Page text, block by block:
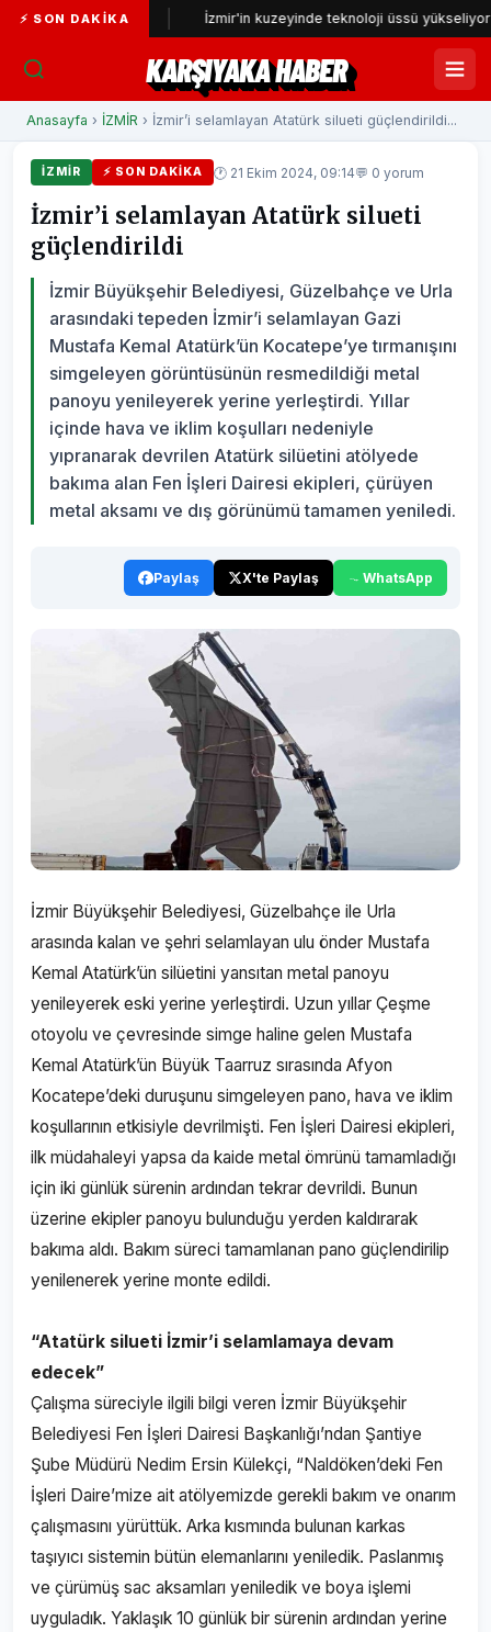
⚡ SON DAKIKA İzmir'in kuzeyinde teknoloji üssü yükseliyor
KARŞIYAKA HABER
Anasayfa › İZMİR › İzmir’i selamlayan Atatürk silueti güçlendirildi...
İZMİR ⚡ SON DAKIKA 🕐 21 Ekim 2024, 09:14💬 0 yorum
İzmir’i selamlayan Atatürk silueti
güçlendirildi
İzmir Büyükşehir Belediyesi, Güzelbahçe ve Urla
arasındaki tepeden İzmir’i selamlayan Gazi
Mustafa Kemal Atatürk’ün Kocatepe’ye tırmanışını
simgeleyen görüntüsünün resmedildiği metal
panoyu yenileyerek yerine yerleştirdi. Yıllar
içinde hava ve iklim koşulları nedeniyle
yıpranarak devrilen Atatürk silüetini atölyede
bakıma alan Fen İşleri Dairesi ekipleri, çürüyen
metal aksamı ve dış görünümü tamamen yeniledi.
Paylaş X'te Paylaş WhatsApp
İzmir Büyükşehir Belediyesi, Güzelbahçe ile Urla
arasında kalan ve şehri selamlayan ulu önder Mustafa
Kemal Atatürk’ün silüetini yansıtan metal panoyu
yenileyerek eski yerine yerleştirdi. Uzun yıllar Çeşme
otoyolu ve çevresinde simge haline gelen Mustafa
Kemal Atatürk’ün Büyük Taarruz sırasında Afyon
Kocatepe’deki duruşunu simgeleyen pano, hava ve iklim
koşullarının etkisiyle devrilmişti. Fen İşleri Dairesi ekipleri,
ilk müdahaleyi yapsa da kaide metal ömrünü tamamladığı
için iki günlük sürenin ardından tekrar devrildi. Bunun
üzerine ekipler panoyu bulunduğu yerden kaldırarak
bakıma aldı. Bakım süreci tamamlanan pano güçlendirilip
yenilenerek yerine monte edildi.
“Atatürk silueti İzmir’i selamlamaya devam
edecek”
Çalışma süreciyle ilgili bilgi veren İzmir Büyükşehir
Belediyesi Fen İşleri Dairesi Başkanlığı’ndan Şantiye
Şube Müdürü Nedim Ersin Külekçi, “Naldöken’deki Fen
İşleri Daire’mize ait atölyemizde gerekli bakım ve onarım
çalışmasını yürüttük. Arka kısmında bulunan karkas
taşıyıcı sistemin bütün elemanlarını yeniledik. Paslanmış
ve çürümüş sac aksamları yeniledik ve boya işlemi
uyguladık. Yaklaşık 10 günlük bir sürenin ardından yerine